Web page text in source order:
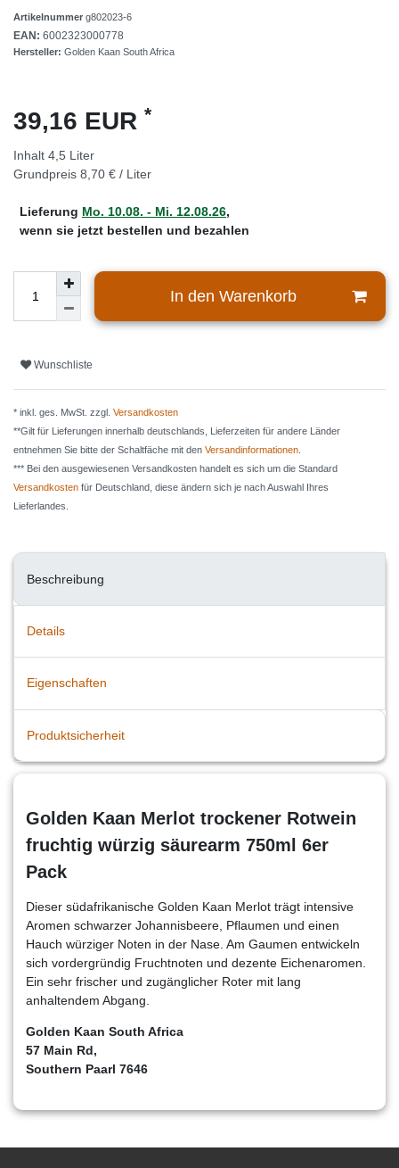
Artikelnummer g802023-6
EAN: 6002323000778
Hersteller: Golden Kaan South Africa
39,16 EUR *
Inhalt 4,5 Liter
Grundpreis 8,70 € / Liter
Lieferung Mo. 10.08. - Mi. 12.08.26,
wenn sie jetzt bestellen und bezahlen
In den Warenkorb
Wunschliste
* inkl. ges. MwSt. zzgl. Versandkosten
**Gilt für Lieferungen innerhalb deutschlands, Lieferzeiten für andere Länder
entnehmen Sie bitte der Schaltfäche mit den Versandinformationen
*** Bei den ausgewiesenen Versandkosten handelt es sich um die Standard
Versandkosten für Deutschland, diese ändern sich je nach Auswahl Ihres
Lieferlandes.
Beschreibung
Details
Eigenschaften
Produktsicherheit
Golden Kaan Merlot trockener Rotwein
fruchtig würzig säurearm 750ml 6er
Pack
Dieser südafrikanische Golden Kaan Merlot trägt intensive
Aromen schwarzer Johannisbeere, Pflaumen und einen
Hauch würziger Noten in der Nase. Am Gaumen entwickeln
sich vordergründig Fruchtnoten und dezente Eichenaromen.
Ein sehr frischer und zugänglicher Roter mit lang
anhaltendem Abgang.
Golden Kaan South Africa
57 Main Rd,
Southern Paarl 7646